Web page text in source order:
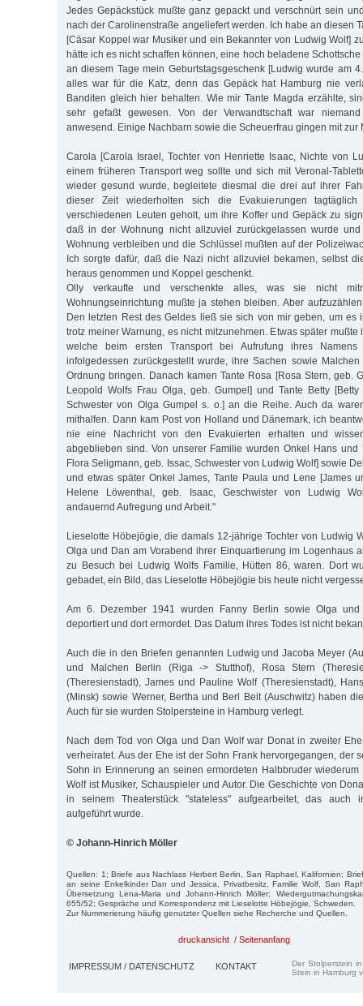
Jedes Gepäckstück mußte ganz gepackt und verschnürt sein
nach der Carolinenstraße angeliefert werden. Ich habe an diesen
[Cäsar Koppel war Musiker und ein Bekannter von Ludwig Wolf]
hätte ich es nicht schaffen können, eine hoch beladene
an diesem Tage mein Geburtstagsgeschenk [Ludwig wurde am
alles war für die Katz, denn das Gepäck hat Hamburg nie
Banditen gleich hier behalten. Wie mir Tante Magda erzählte,
sehr gefaßt gewesen. Von der Verwandtschaft war
anwesend. Einige Nachbarn sowie die Scheuerfrau gingen mit zur
Carola [Carola Israel, Tochter von Henriette Isaac, Nichte von
einem früheren Transport weg sollte und sich mit Veronal-
wieder gesund wurde, begleitete diesmal die drei auf ihrer
dieser Zeit wiederholten sich die Evakuierungen
verschiedenen Leuten geholt, um ihre Koffer und Gepäck zu
daß in der Wohnung nicht allzuviel zurückgelassen wurde
Wohnung verbleiben und die Schlüssel mußten auf der
Ich sorgte dafür, daß die Nazi nicht allzuviel bekamen, selbst
heraus genommen und Koppel geschenkt.
Olly verkaufte und verschenkte alles, was sie nicht
Wohnungseinrichtung mußte ja stehen bleiben. Aber
Den letzten Rest des Geldes ließ sie sich von mir geben, um es
trotz meiner Warnung, es nicht mitzunehmen. Etwas später mußte
welche beim ersten Transport bei Aufrufung ihres Namens
infolgedessen zurückgestellt wurde, ihre Sachen sowie
Ordnung bringen. Danach kamen Tante Rosa [Rosa Stern, geb.
Leopold Wolfs Frau Olga, geb. Gumpel] und Tante Betty [Betty
Schwester von Olga Gumpel s. o.] an die Reihe. Auch da
mithalfen. Dann kam Post von Holland und Dänemark, ich
nie eine Nachricht von den Evakuierten erhalten und
abgeblieben sind. Von unserer Familie wurden Onkel Hans und
Flora Se­lig­mann, geb. Issac, Schwester von Ludwig Wolf] sowie
und etwas später Onkel James, Tante Paula und Lene [James
Helene Löwenthal, geb. Isaac, Geschwister von Ludwig
andauernd Aufregung und Arbeit."
Lieselotte Höbejögie, die damals 12-jährige Tochter von Ludwig
Olga und Dan am Vorabend ihrer Einquartierung im Logenhaus
zu Besuch bei Ludwig Wolfs Familie, Hütten 86, waren. Dort
gebadet, ein Bild, das Lieselotte Höbejögie bis heute nicht
Am 6. Dezember 1941 wurden Fanny Berlin sowie Olga
deportiert und dort ermordet. Das Datum ihres Todes ist nicht
Auch die in den Briefen genannten Ludwig und Jacoba Meyer
und Malchen Berlin (Riga -> Stutthof), Rosa Stern
(Theresienstadt), James und Pauline Wolf (Theresienstadt),
(Minsk) sowie Werner, Bertha und Berl Beit (Auschwitz) haben
Auch für sie wurden Stolpersteine in Hamburg verlegt.
Nach dem Tod von Olga und Dan Wolf war Donat in zweiter
verheiratet. Aus der Ehe ist der Sohn Frank hervorgegangen, der
Sohn in Erinnerung an seinen ermordeten Halbbruder
Wolf ist Musiker, Schauspieler und Autor. Die Geschichte von
in seinem Theaterstück "stateless" aufgearbeitet, das auch
aufgeführt wurde.
© Johann-Hinrich Möller
Quellen: 1; Briefe aus Nachlass Herbert Berlin, San Raphael, Kalifornien;
an seine Enkelkinder Dan und Jessica, Privatbesitz, Familie Wolf, San
Übersetzung Lena-Maria und Johann-Hinrich Möller;
655/52; Gespräche und Korrespondenz mit Lieselotte Höbejögie, Schweden.
Zur Nummerierung häufig genutzter Quellen siehe Recherche und Quellen.
druckansicht / Seitenanfang
IMPRESSUM / DATENSCHUTZ KONTAKT
Der Stolperstein
Stein in Hamburg